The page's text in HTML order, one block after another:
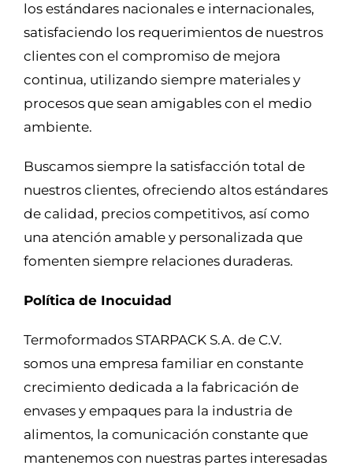
los estándares nacionales e internacionales,
satisfaciendo los requerimientos de nuestros
clientes con el compromiso de mejora
continua, utilizando siempre materiales y
procesos que sean amigables con el medio
ambiente.
Buscamos siempre la satisfacción total de
nuestros clientes, ofreciendo altos estándares
de calidad, precios competitivos, así como
una atención amable y personalizada que
fomenten siempre relaciones duraderas.
Política de Inocuidad
Termoformados STARPACK S.A. de C.V.
somos una empresa familiar en constante
crecimiento dedicada a la fabricación de
envases y empaques para la industria de
alimentos, la comunicación constante que
mantenemos con nuestras partes interesadas